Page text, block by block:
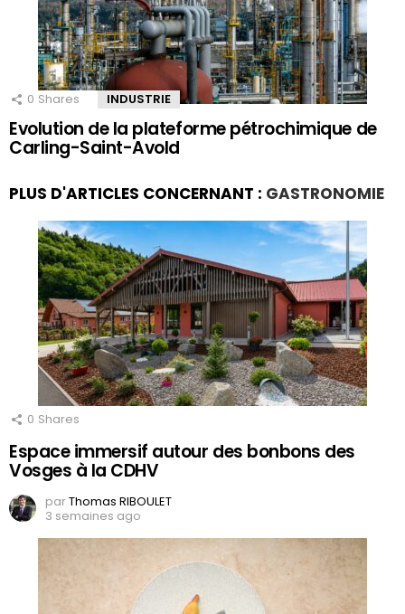
0 Shares INDUSTRIE
Evolution de la plateforme pétrochimique de
Carling-Saint-Avold
PLUS D'ARTICLES CONCERNANT : GASTRONOMIE
0 Shares
Espace immersif autour des bonbons des
Vosges à la CDHV
parThomas RIBOULET
3 semaines ago